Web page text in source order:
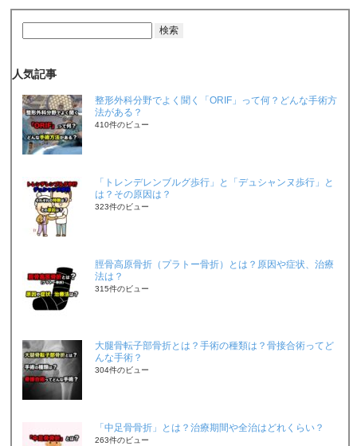
人気記事
整形外科分野でよく聞く「ORIF」って何？どんな手術方
法がある？
410件のビュー
「トレンデレンブルグ歩行」と「デュシャンヌ歩行」と
は？その原因は？
323件のビュー
脛骨高原骨折（プラトー骨折）とは？原因や症状、治療
法は？
315件のビュー
大腿骨転子部骨折とは？手術の種類は？骨接合術ってど
んな手術？
304件のビュー
「中足骨骨折」とは？治療期間や全治はどれくらい？
263件のビュー